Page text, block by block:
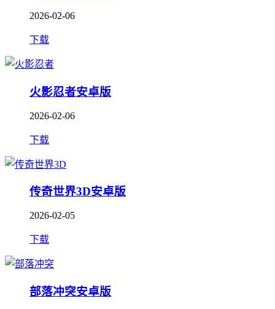
2026-02-06
下载
火影忍者安卓版
2026-02-06
下载
传奇世界3D安卓版
2026-02-05
下载
部落冲突安卓版